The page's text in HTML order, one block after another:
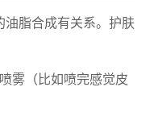
油脂合成有关系。护肤
雾（比如喷完感觉皮